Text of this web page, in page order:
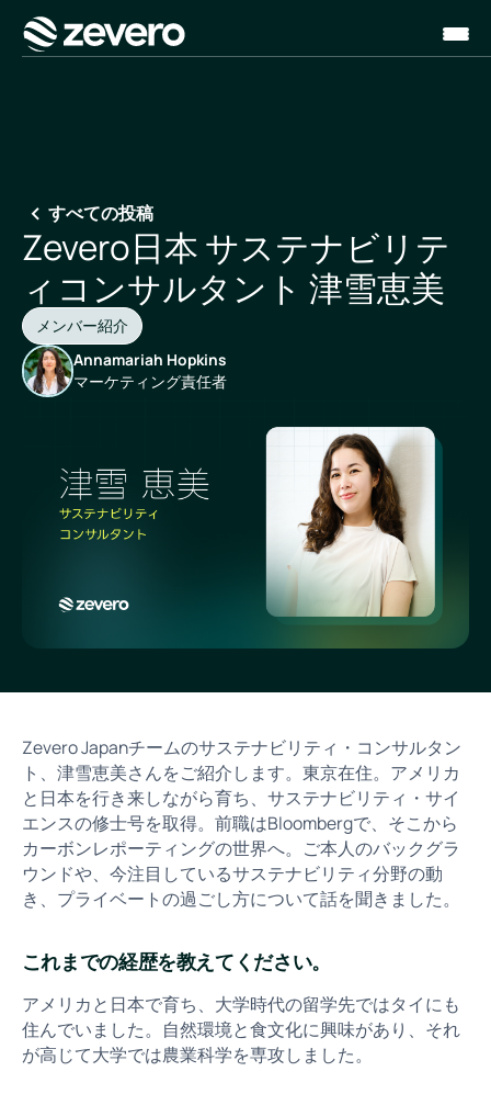
ホーム
すべての投稿
Zevero日本 サステナビリテ
ィコンサルタント 津雪恵美
メンバー紹介
Annamariah Hopkins
マーケティング責任者
Zevero Japanチームのサステナビリティ・コンサルタン
ト、津雪恵美さんをご紹介します。東京在住。アメリカ
と日本を行き来しながら育ち、サステナビリティ・サイ
エンスの修士号を取得。前職はBloombergで、そこから
カーボンレポーティングの世界へ。ご本人のバックグラ
ウンドや、今注目しているサステナビリティ分野の動
き、プライベートの過ごし方について話を聞きました。
これまでの経歴を教えてください。
アメリカと日本で育ち、大学時代の留学先ではタイにも
住んでいました。自然環境と食文化に興味があり、それ
が高じて大学では農業科学を専攻しました。